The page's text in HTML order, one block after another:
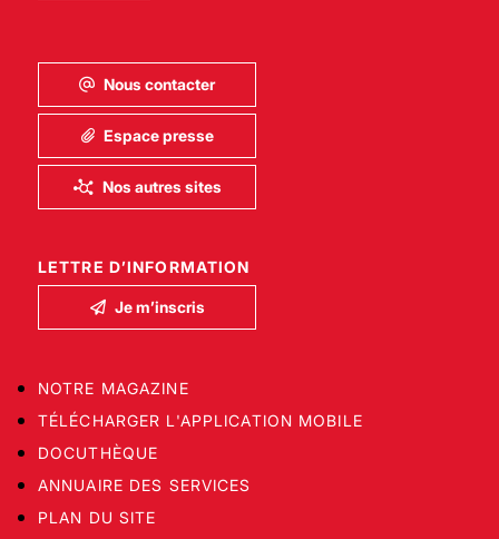
Nous contacter
Espace presse
Nos autres sites
LETTRE D’INFORMATION
Je m’inscris
NOTRE MAGAZINE
TÉLÉCHARGER L'APPLICATION MOBILE
DOCUTHÈQUE
ANNUAIRE DES SERVICES
PLAN DU SITE